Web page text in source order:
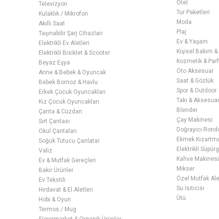
Televizyon
Kulaklık / Mikrofon
Akıllı Saat
Taşınabilir Şarj Cihazları
Elektrikli Ev Aletleri
Elektrikli Bisiklet & Scooter
Beyaz Eşya
Anne & Bebek & Oyuncak
Bebek Bornoz & Havlu
Erkek Çocuk Oyuncakları
Kız Çocuk Oyuncakları
Çanta & Cüzdan
Sırt Çantası
Okul Çantaları
Soğuk Tutucu Çanlatar
Valiz
Ev & Mutfak Gereçleri
Bakır Ürünler
Ev Tekstili
Hırdavat & El Aletleri
Hobi & Oyun
Termos / Mug
Otel
Tur Paketleri
Moda
Plaj
Ev & Yaşam
Kişisel Bakım &
Kozmetik &
Oto Aksesuar
Saat & Gözlük
Spor & Outdoor
Takı & Aksesuar
Blender
Çay Makinesi
Doğrayıcı
Ekmek
Elektrikli
Kahve Makinesi
Mikser
Özel Mutfak
Su Isıtıcısı
Ütü